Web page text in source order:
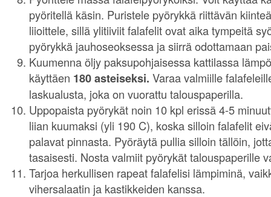
pyöritellä käsin. Puristele pyörykkä riittävän
liioittele, sillä ylitiiviit falafelit ovat aika tympeitä
pyörykkä jauhoseoksessa ja siirrä odottamaan
Kuumenna öljy paksupohjaisessa kattilassa
käyttäen 180 asteiseksi. Varaa valmiille
laskualusta, joka on vuorattu talouspaperilla.
Uppopaista pyörykät noin 10 kpl erissä 4-5
liian kuumaksi (yli 190 C), koska silloin falafelit
palavat pinnasta. Pyöräytä pullia silloin tällöin,
tasaisesti. Nosta valmiit pyörykät talouspaperille
Tarjoa herkullisen rapeat falafelisi lämpiminä,
vihersalaatin ja kastikkeiden kanssa.